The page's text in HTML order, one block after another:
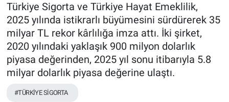
Türkiye Sigorta ve Türkiye Hayat Emeklilik,
2025 yılında istikrarlı büyümesini sürdürerek 35
milyar TL rekor kârlılığa imza attı. İki şirket,
2020 yılındaki yaklaşık 900 milyon dolarlık
piyasa değerinden, 2025 yıl sonu itibarıyla 5.8
milyar dolarlık piyasa değerine ulaştı.
#TÜRKİYE SİGORTA